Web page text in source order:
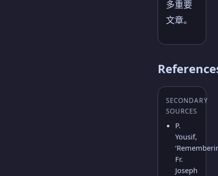
多重要
文章。
SECONDARY
SOURCES
P.
Yousif,
Fr.
Joseph